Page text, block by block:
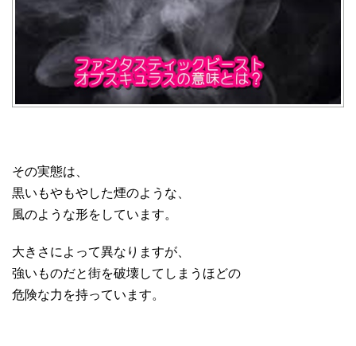
その実態は、
黒いもやもやした煙のような、
風のような形をしています。
大きさによって異なりますが、
強いものだと街を破壊してしまうほどの
危険な力を持っています。